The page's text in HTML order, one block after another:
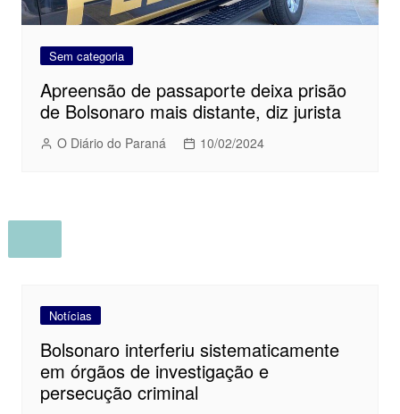
Sem categoria
Apreensão de passaporte deixa prisão
de Bolsonaro mais distante, diz jurista
O Diário do Paraná 10/02/2024
Notícias
Bolsonaro interferiu sistematicamente
em órgãos de investigação e
persecução criminal